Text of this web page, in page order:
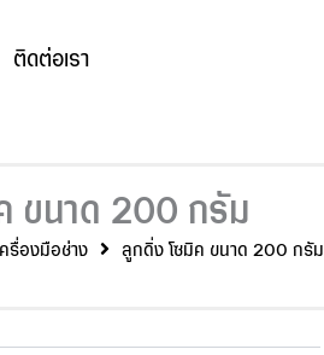
ติดต่อเรา
ขนาด 200 กรัม
รื่องมือช่าง ลูกดิ่ง โซมิค ขนาด 200 กรัม